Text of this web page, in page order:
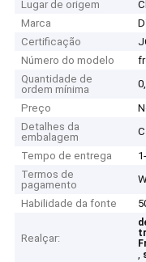
Lugar de origem
Marca
Certificação
Número do modelo
Quantidade de
ordem mínima
Preço
Detalhes da
embalagem
Tempo de entrega
Termos de
pagamento
Habilidade da fonte
Realçar:
,